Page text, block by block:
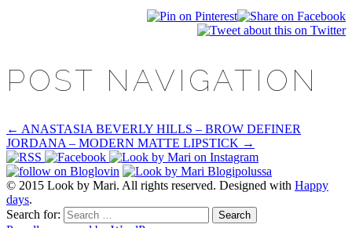
POST NAVIGATION
← ANASTASIA BEVERLY HILLS – BROW DEFINER
JORDANA – MODERN MATTE LIPSTICK →
© 2015 Look by Mari. All rights reserved. Designed with Happy
days.
Search for: